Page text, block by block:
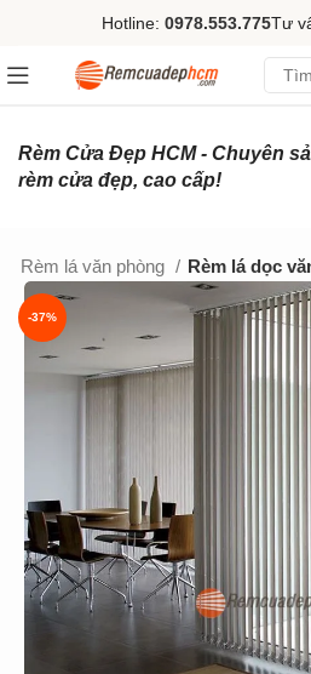
Hotline: 0978.553.775Tư
Rèm Cửa Đẹp HCM - Chuyên
rèm cửa đẹp, cao cấp!
Rèm lá văn phòng Rèm lá dọc
-37%